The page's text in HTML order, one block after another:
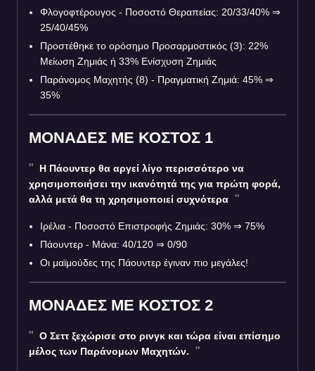
Φλογοφτέρουγος - Ποσοστό Θεραπείας: 20/33/40% ⇒
25/40/45%
Προστέθηκε το ορόσημο Προσαρμοστικός (3): 22%
Μείωση Ζημιάς ή 33% Ενίσχυση Ζημιάς
Παράνομος Μαχητής (8) - Πραγματική Ζημιά: 45% ⇒
35%
ΜΟΝΑΔΕΣ ΜΕ ΚΟΣΤΟΣ 1
Η Πάουντερ θα αργεί λίγο περισσότερο να
χρησιμοποιήσει την ικανότητά της για πρώτη φορά,
αλλά μετά θα τη χρησιμοποιεί συχνότερα
Ιρέλια - Ποσοστό Επιστροφής Ζημιάς: 30% ⇒ 75%
Πάουντερ - Μάνα: 40/120 ⇒ 0/90
Οι μαϊμούδες της Πάουντερ έγιναν πιο μεγάλες!
ΜΟΝΑΔΕΣ ΜΕ ΚΟΣΤΟΣ 2
Ο Σεττ ξεχώρισε στο ρινγκ και τώρα είναι επίσημο
μέλος των Παράνομων Μαχητών.